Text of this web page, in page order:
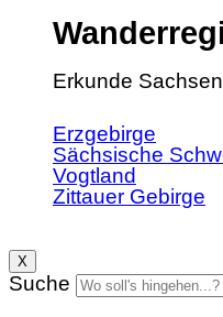
Erkunde
Erzgebirge
Sächsische
Vogtland
Zittauer Gebirge
X
Suche